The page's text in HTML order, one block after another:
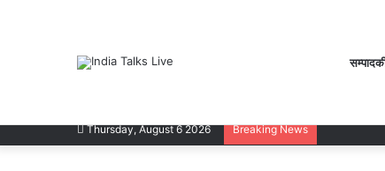
Thursday, August 6 2026 Breaking News